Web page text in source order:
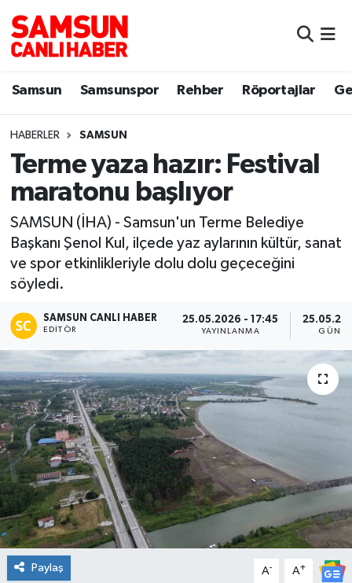
Samsun Samsunspor Rehber Röportajlar
HABERLER SAMSUN
Terme yaza hazır: Festival
maratonu başlıyor
SAMSUN (İHA) - Samsun'un Terme Belediye
Başkanı Şenol Kul, ilçede yaz aylarının kültür, sanat
ve spor etkinlikleriyle dolu dolu geçeceğini
söyledi.
SAMSUN CANLI HABER
EDITÖR
25.05.2026 - 17:45
YAYINLANMA
Paylaş A- A+
Samsun
Sokak Röportajları
Genel
Dünya
Eğitim
Manşet Haberi
Samsun Nöbetçi Eczaneler
Samsun Hava Durumu
Samsun Namaz Vakitleri
Samsun Trafik Yoğunluk Haritası
Süper Lig Puan Durumu ve Fikstür
Tüm Manşetler